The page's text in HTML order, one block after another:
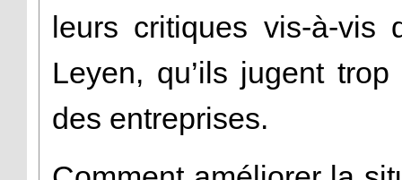
leurs critiques vis-à-vis
Leyen, qu’ils jugent
des entreprises.